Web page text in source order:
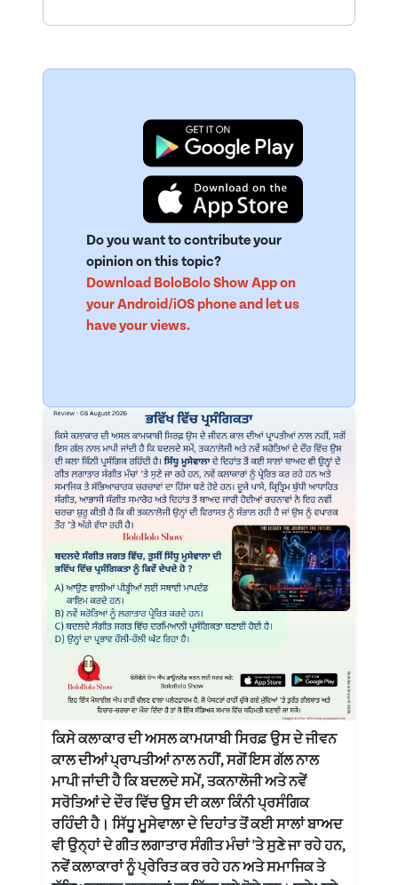
Do you want to contribute your
opinion on this topic?
Download BoloBolo Show App on
your Android/iOS phone and let us
have your views.
ਕਿਸੇ ਕਲਾਕਾਰ ਦੀ ਅਸਲ ਕਾਮਯਾਬੀ ਸਿਰਫ਼ ਉਸ ਦੇ ਜੀਵਨ
ਕਾਲ ਦੀਆਂ ਪ੍ਰਾਪਤੀਆਂ ਨਾਲ ਨਹੀਂ, ਸਗੋਂ ਇਸ ਗੱਲ ਨਾਲ
ਮਾਪੀ ਜਾਂਦੀ ਹੈ ਕਿ ਬਦਲਦੇ ਸਮੇਂ, ਤਕਨਾਲੋਜੀ ਅਤੇ ਨਵੇਂ
ਸਰੋਤਿਆਂ ਦੇ ਦੌਰ ਵਿੱਚ ਉਸ ਦੀ ਕਲਾ ਕਿੰਨੀ ਪ੍ਰਸੰਗਿਕ
ਰਹਿੰਦੀ ਹੈ। ਸਿੱਧੂ ਮੂਸੇਵਾਲਾ ਦੇ ਦਿਹਾਂਤ ਤੋਂ ਕਈ ਸਾਲਾਂ ਬਾਅਦ
ਵੀ ਉਨ੍ਹਾਂ ਦੇ ਗੀਤ ਲਗਾਤਾਰ ਸੰਗੀਤ ਮੰਚਾਂ 'ਤੇ ਸੁਣੇ ਜਾ ਰਹੇ ਹਨ,
ਨਵੇਂ ਕਲਾਕਾਰਾਂ ਨੂੰ ਪ੍ਰੇਰਿਤ ਕਰ ਰਹੇ ਹਨ ਅਤੇ ਸਮਾਜਿਕ ਤੇ